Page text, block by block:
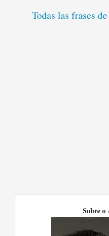
Todas las frases
Sobre